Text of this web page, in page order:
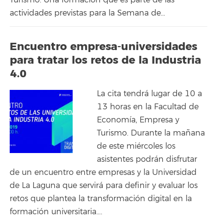
actividades previstas para la Semana de…
Encuentro empresa-universidades
para tratar los retos de la Industria
4.0
La cita tendrá lugar de 10 a
13 horas en la Facultad de
Economía, Empresa y
Turismo. Durante la mañana
de este miércoles los
asistentes podrán disfrutar
de un encuentro entre empresas y la Universidad
de La Laguna que servirá para definir y evaluar los
retos que plantea la transformación digital en la
formación universitaria….